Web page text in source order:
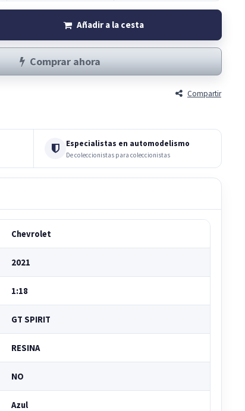
Añadir a la cesta
Comprar ahora
Compartir
Especialistas en automodelismo
De coleccionistas para coleccionistas
Chevrolet
2021
1:18
GT SPIRIT
RESINA
NO
Azul